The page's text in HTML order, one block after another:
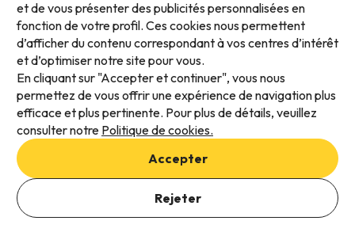
Ajouter des dates pour vérifier la disponibilité
Sélectionnez les dates de réservation
Modes de paiement disponibles
Conditions générales d'utilisation
Protection des données
Politique en matière de cookies
et de vous présenter des publicités personnalisées en
fonction de votre profil. Ces cookies nous permettent
d’afficher du contenu correspondant à vos centres d’intérêt
et d’optimiser notre site pour vous.
En cliquant sur "Accepter et continuer", vous nous
permettez de vous offrir une expérience de navigation plus
efficace et plus pertinente. Pour plus de détails, veuillez
consulter notre Politique de cookies.
Accepter
Rejeter